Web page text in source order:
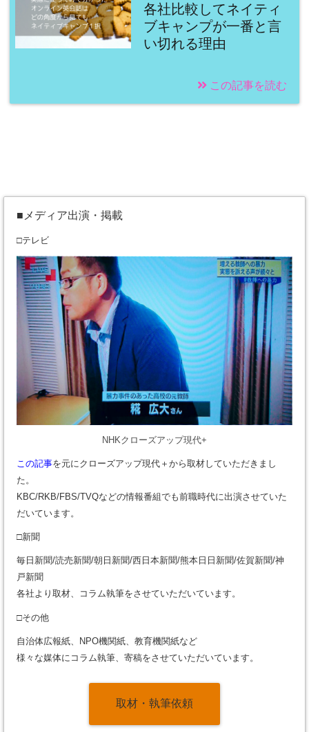
各社比較してネイティ
ブキャンプが一番と言
い切れる理由
この記事を読む
■メディア出演・掲載
□テレビ
NHKクローズアップ現代+
この記事を元にクローズアップ現代＋から取材していただきまし
た。
KBC/RKB/FBS/TVQなどの情報番組でも前職時代に出演させていた
だいています。
□新聞
毎日新聞/読売新聞/朝日新聞/西日本新聞/熊本日日新聞/佐賀新聞/神
戸新聞
各社より取材、コラム執筆をさせていただいています。
□その他
自治体広報紙、NPO機関紙、教育機関紙など
様々な媒体にコラム執筆、寄稿をさせていただいています。
取材・執筆依頼